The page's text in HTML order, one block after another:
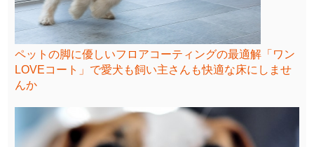
ペットの脚に優しいフロアコーティングの最適解「ワン
LOVEコート」で愛犬も飼い主さんも快適な床にしませ
んか